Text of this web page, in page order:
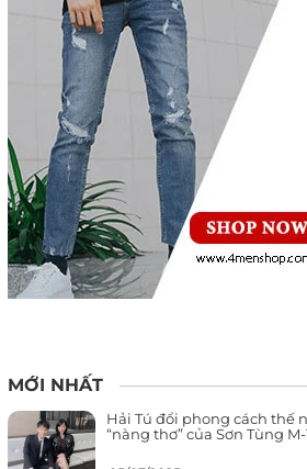
MỚI NHẤT
Hải Tú đổi phong cách thế
“nàng thơ” của Sơn Tùng M-